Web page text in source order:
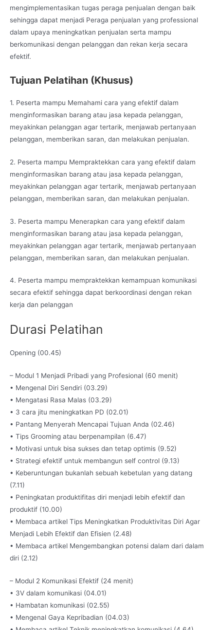
mengimplementasikan tugas peraga penjualan dengan baik
sehingga dapat menjadi Peraga penjualan yang professional
dalam upaya meningkatkan penjualan serta mampu
berkomunikasi dengan pelanggan dan rekan kerja secara
efektif.
Tujuan Pelatihan (Khusus)
1. Peserta mampu Memahami cara yang efektif dalam
menginformasikan barang atau jasa kepada pelanggan,
meyakinkan pelanggan agar tertarik, menjawab pertanyaan
pelanggan, memberikan saran, dan melakukan penjualan.
2. Peserta mampu Mempraktekkan cara yang efektif dalam
menginformasikan barang atau jasa kepada pelanggan,
meyakinkan pelanggan agar tertarik, menjawab pertanyaan
pelanggan, memberikan saran, dan melakukan penjualan.
3. Peserta mampu Menerapkan cara yang efektif dalam
menginformasikan barang atau jasa kepada pelanggan,
meyakinkan pelanggan agar tertarik, menjawab pertanyaan
pelanggan, memberikan saran, dan melakukan penjualan.
4. Peserta mampu mempraktekkan kemampuan komunikasi
secara efektif sehingga dapat berkoordinasi dengan rekan
kerja dan pelanggan
Durasi Pelatihan
Opening (00.45)
– Modul 1 Menjadi Pribadi yang Profesional (60 menit)
• Mengenal Diri Sendiri (03.29)
• Mengatasi Rasa Malas (03.29)
• 3 cara jitu meningkatkan PD (02.01)
• Pantang Menyerah Mencapai Tujuan Anda (02.46)
• Tips Grooming atau berpenampilan (6.47)
• Motivasi untuk bisa sukses dan tetap optimis (9.52)
• Strategi efektif untuk membangun self control (9.13)
• Keberuntungan bukanlah sebuah kebetulan yang datang
(7.11)
• Peningkatan produktifitas diri menjadi lebih efektif dan
produktif (10.00)
• Membaca artikel Tips Meningkatkan Produktivitas Diri Agar
Menjadi Lebih Efektif dan Efisien (2.48)
• Membaca artikel Mengembangkan potensi dalam dari dalam
diri (2.12)
– Modul 2 Komunikasi Efektif (24 menit)
• 3V dalam komunikasi (04.01)
• Hambatan komunikasi (02.55)
• Mengenal Gaya Kepribadian (04.03)